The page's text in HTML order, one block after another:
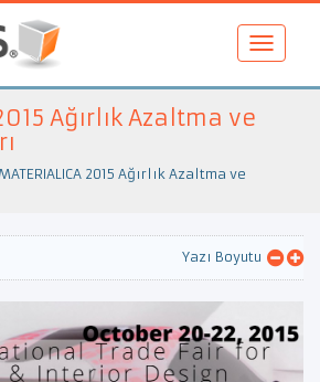
Ağırlık Azaltma ve
MATERIALICA 2015 Ağırlık Azaltma ve
Yazı Boyutu